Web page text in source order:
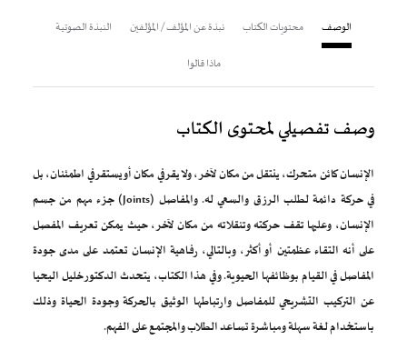
الوصف محتويات الكتاب نبذة عن المؤلف / المؤلفين
النبذة الصوتية
ماذا قالوا
وصف تفصيلي لمحتوى الكتاب
الإنسان كائن متحرك، ينتقل من مكان لآخر، ولا يقر في مكان أو يستقر في اطمئنان، بل
في حركة دائمة لطلب الرزق والسعي له. والمفاصل (Joints) جزء مهم من جسم
الإنسان، وعليها تقف حركته وتنقلاته من مكان لآخر، حيث يمكن تعريف المفصل
على أنه التقاء عظمتين أو أكثر، وبالتالي، رفاهية الإنسان تعتمد على مدى جودة
المفاصل في القيام بوظائفها الحيوية. وفي هذا الكتاب، يتحدث الدكتور خليل اليحيا
عن التركيب التشريحي للمفاصل وارتباطها الوثيق بالحركة وجودة الحياة وذلك
باستخدام لغة سهلة ومباشرة تساعد الطلاب والمجتمع على الفهم.